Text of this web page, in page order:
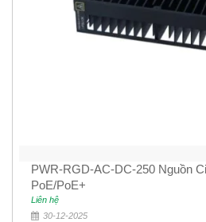
PWR-RGD-AC-DC-250 Nguồn
PoE/PoE+
Liên hệ
30-12-2025